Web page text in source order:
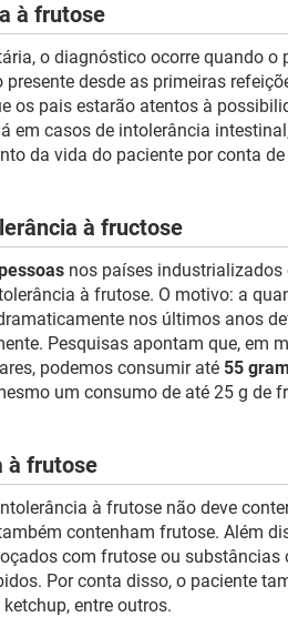
à frutose
o diagnóstico ocorre quando o
desde as primeiras
os pais estarão atentos à
em casos de intolerância
da vida do paciente por conta
à fructose
nos países
à frutose. O motivo: a
nos últimos anos
Pesquisas apontam que, em
podemos consumir até 55
um consumo de até 25 g de
à frutose
à frutose não deve
contenham frutose. Além
com frutose ou substâncias
Por conta disso, o paciente
entre outros.